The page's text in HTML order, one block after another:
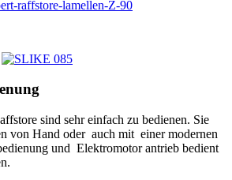
sind sehr einfach zu bedienen. Sie
von Hand oder auch mit einer modernen
und Elektromotor antrieb bedient